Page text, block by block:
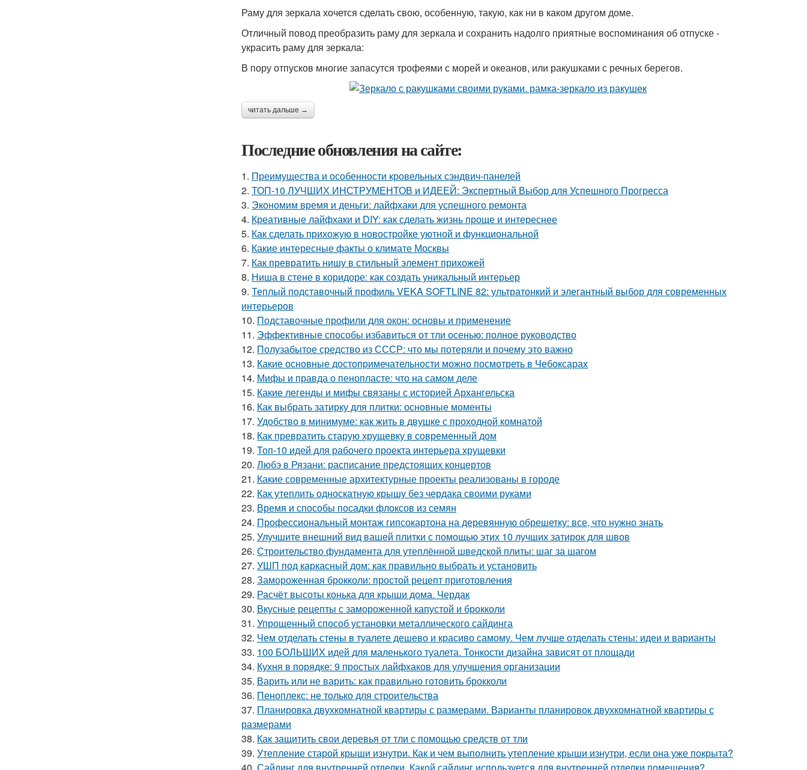
Раму для зеркала хочется сделать свою, особенную, такую, как ни в каком другом доме.
Отличный повод преобразить раму для зеркала и сохранить надолго приятные воспоминания об отпуске -
украсить раму для зеркала:
В пору отпусков многие запасутся трофеями с морей и океанов, или ракушками с речных берегов.
читать дальше →
Последние обновления на сайте:
1. Преимущества и особенности кровельных сэндвич-панелей
2. ТОП-10 ЛУЧШИХ ИНСТРУМЕНТОВ и ИДЕЕЙ: Экспертный Выбор для Успешного Прогресса
3. Экономим время и деньги: лайфхаки для успешного ремонта
4. Креативные лайфхаки и DIY: как сделать жизнь проще и интереснее
5. Как сделать прихожую в новостройке уютной и функциональной
6. Какие интересные факты о климате Москвы
7. Как превратить нишу в стильный элемент прихожей
8. Ниша в стене в коридоре: как создать уникальный интерьер
9. Теплый подставочный профиль VEKA SOFTLINE 82: ультратонкий и элегантный выбор для современных
интерьеров
10. Подставочные профили для окон: основы и применение
11. Эффективные способы избавиться от тли осенью: полное руководство
12. Полузабытое средство из СССР: что мы потеряли и почему это важно
13. Какие основные достопримечательности можно посмотреть в Чебоксарах
14. Мифы и правда о пенопласте: что на самом деле
15. Какие легенды и мифы связаны с историей Архангельска
16. Как выбрать затирку для плитки: основные моменты
17. Удобство в минимуме: как жить в двушке с проходной комнатой
18. Как превратить старую хрущевку в современный дом
19. Топ-10 идей для рабочего проекта интерьера хрущевки
20. Любэ в Рязани: расписание предстоящих концертов
21. Какие современные архитектурные проекты реализованы в городе
22. Как утеплить односкатную крышу без чердака своими руками
23. Время и способы посадки флоксов из семян
24. Профессиональный монтаж гипсокартона на деревянную обрешетку: все, что нужно знать
25. Улучшите внешний вид вашей плитки с помощью этих 10 лучших затирок для швов
26. Строительство фундамента для утеплённой шведской плиты: шаг за шагом
27. УШП под каркасный дом: как правильно выбрать и установить
28. Замороженная брокколи: простой рецепт приготовления
29. Расчёт высоты конька для крыши дома. Чердак
30. Вкусные рецепты с замороженной капустой и брокколи
31. Упрощенный способ установки металлического сайдинга
32. Чем отделать стены в туалете дешево и красиво самому. Чем лучше отделать стены: идеи и варианты
33. 100 БОЛЬШИХ идей для маленького туалета. Тонкости дизайна зависят от площади
34. Кухня в порядке: 9 простых лайфхаков для улучшения организации
35. Варить или не варить: как правильно готовить брокколи
36. Пеноплекс: не только для строительства
37. Планировка двухкомнатной квартиры с размерами. Варианты планировок двухкомнатной квартиры с
размерами
38. Как защитить свои деревья от тли с помощью средств от тли
39. Утепление старой крыши изнутри. Как и чем выполнить утепление крыши изнутри, если она уже покрыта?